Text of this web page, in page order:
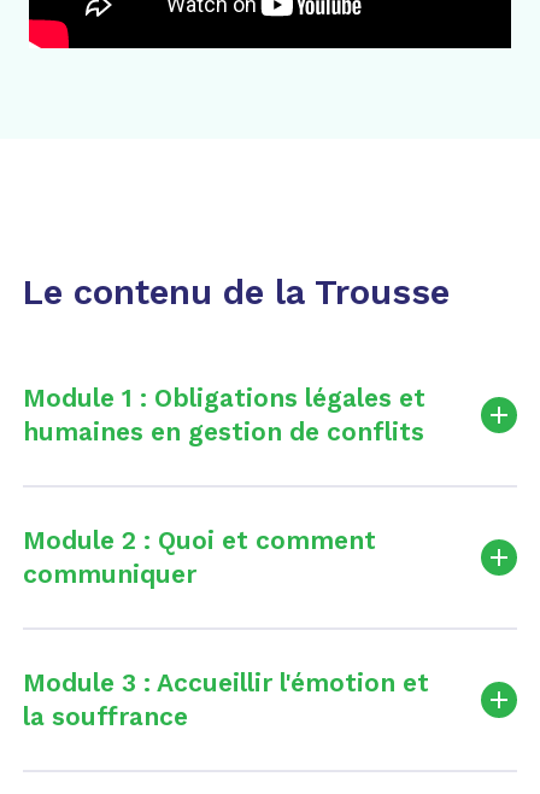
Le contenu de la Trousse
Module 1 : Obligations légales et
humaines en gestion de conflits
Description
Faites le point sur les risques de l’inaction et les
climat de travail. Apprenez à structurer une
politique de prévention efficace.
Module 2 : Quoi et comment
communiquer
Description
Découvrez comment améliorer vos
Module 3 : Accueillir l'émotion et
la souffrance